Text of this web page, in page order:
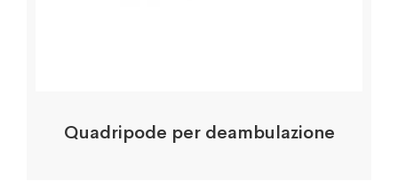
Quadripode per deambulazione